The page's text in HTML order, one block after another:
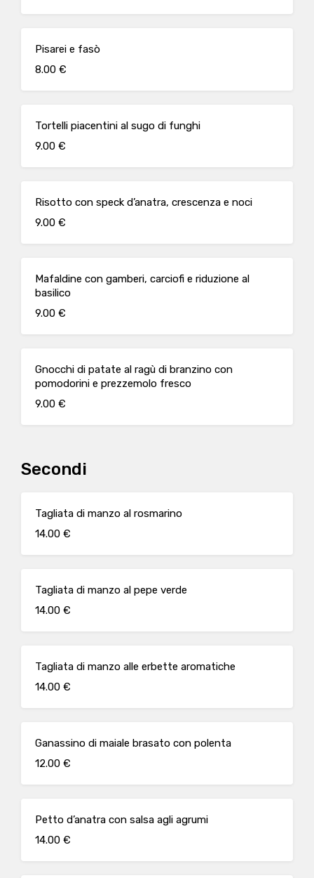
Pisarei e fasò
8.00 €
Tortelli piacentini al sugo di funghi
9.00 €
Risotto con speck d’anatra, crescenza e noci
9.00 €
Mafaldine con gamberi, carciofi e riduzione al
basilico
9.00 €
Gnocchi di patate al ragù di branzino con
pomodorini e prezzemolo fresco
9.00 €
Secondi
Tagliata di manzo al rosmarino
14.00 €
Tagliata di manzo al pepe verde
14.00 €
Tagliata di manzo alle erbette aromatiche
14.00 €
Ganassino di maiale brasato con polenta
12.00 €
Petto d’anatra con salsa agli agrumi
14.00 €